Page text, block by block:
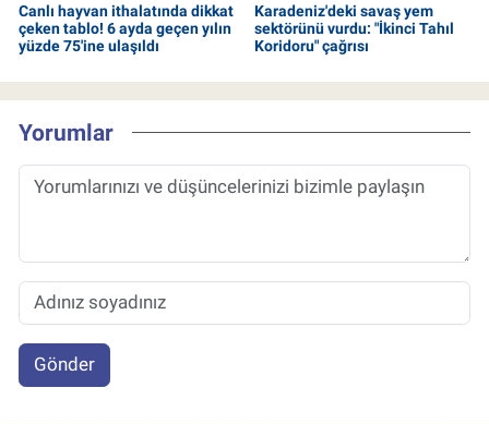
Canlı hayvan ithalatında dikkat
çeken tablo! 6 ayda geçen yılın
yüzde 75'ine ulaşıldı
Karadeniz'deki savaş yem
sektörünü vurdu: "İkinci Tahıl
Koridoru" çağrısı
Yorumlar
Gönder